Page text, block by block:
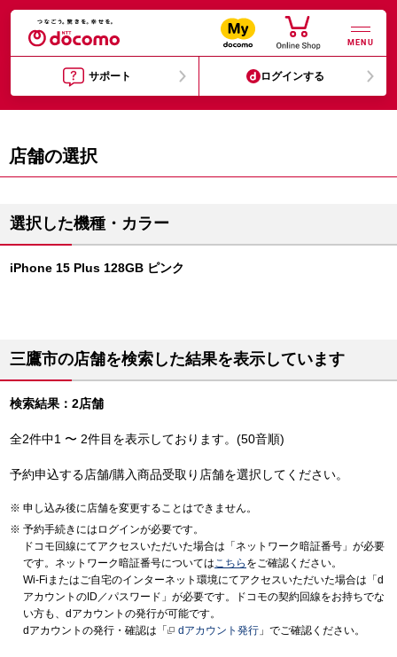
MENU
サポート ログインする
店舗の選択
選択した機種・カラー
iPhone 15 Plus 128GB ピンク
三鷹市の店舗を検索した結果を表示しています
検索結果：2店舗
全2件中1 〜 2件目を表示しております。(50音順)
予約申込する店舗/購入商品受取り店舗を選択してください。
申し込み後に店舗を変更することはできません。
予約手続きにはログインが必要です。
ドコモ回線にてアクセスいただいた場合は「ネットワーク暗証番号」が必要
です。ネットワーク暗証番号についてはこちら をご確認ください。
Wi-Fiまたはご自宅のインターネット環境にてアクセスいただいた場合は「d
アカウントのID／パスワード」が必要です。ドコモの契約回線をお持ちでな
い方も、dアカウントの発行が可能です。
dアカウントの発行・確認は「
dアカウント発行 」でご確認ください。